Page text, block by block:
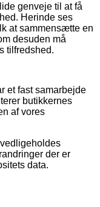
genveje til at få
Herinde ses
at sammensætte en
desuden må
tilfredshed.
et fast samarbejde
butikkernes
af vores
der er
data.